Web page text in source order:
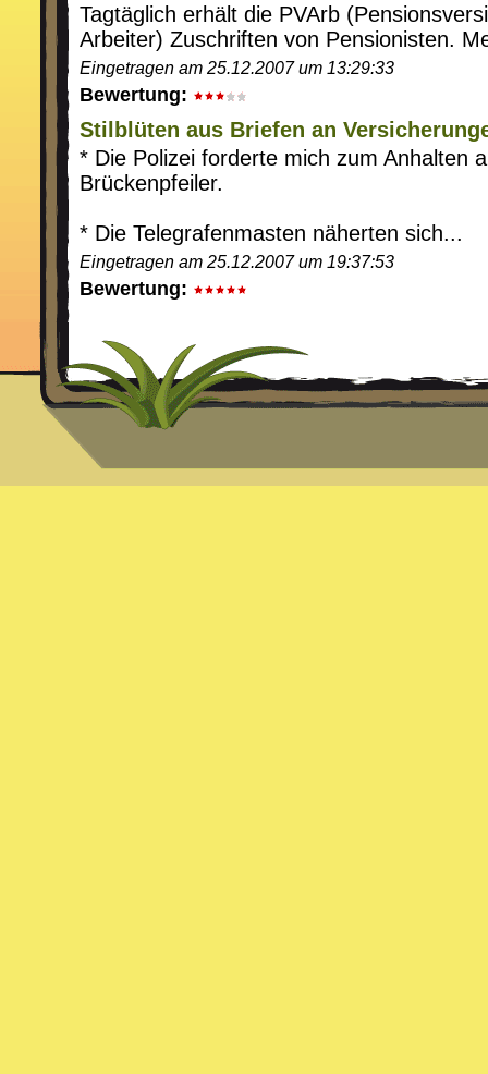
Tagtäglich erhält die PVArb
Arbeiter) Zuschriften von Pensionisten.
Eingetragen am 25.12.2007 um 13:29:33
Bewertung:
Stilblüten aus Briefen an
* Die Polizei forderte mich zum Anhalten
Brückenpfeiler.
* Die Telegrafenmasten näherten sich...
Eingetragen am 25.12.2007 um 19:37:53
Bewertung: